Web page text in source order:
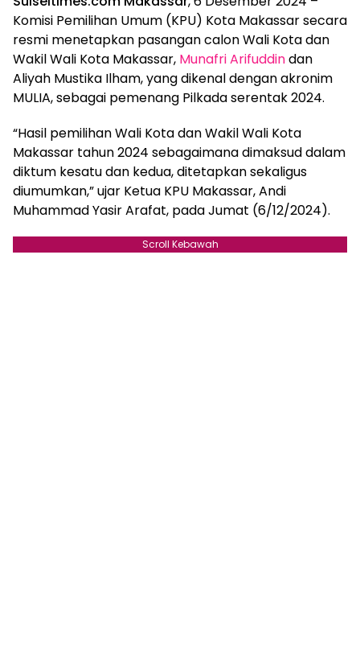
Komisi Pemilihan Umum (KPU) Kota Makassar secara
resmi menetapkan pasangan calon Wali Kota dan
Wakil Wali Kota Makassar, Munafri Arifuddindan
Aliyah Mustika Ilham, yang dikenal dengan akronim
MULIA, sebagai pemenang Pilkada serentak 2024.
“Hasil pemilihan Wali Kota dan Wakil Wali Kota
Makassar tahun 2024 sebagaimana dimaksud dalam
diktum kesatu dan kedua, ditetapkan sekaligus
diumumkan,” ujar Ketua KPU Makassar, Andi
Muhammad Yasir Arafat, pada Jumat (6/12/2024).
Scroll Kebawah